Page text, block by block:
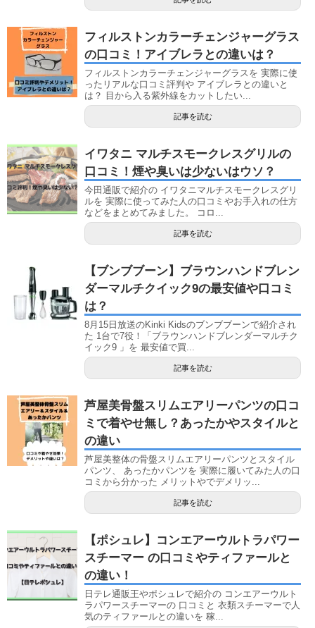
フィルストンカラーチェンジャーグラス
の口コミ！アイブレラとの違いは？
フィルストンカラーチェンジャーグラスを 実際に使
ったリアルな口コミ評判や アイブレラとの違いと
は？ 目から入る紫外線をカットしたい...
記事を読む
イワタニ マルチスモークレスグリルの
口コミ！煙や臭いは少ないはウソ？
今田通販で紹介の イワタニマルチスモークレスグリ
ルを 実際に使ってみた人の口コミやお手入れの仕方
などをまとめてみました。 コロ...
記事を読む
【ブンブブーン】ブラウンハンドブレン
ダーマルチクイック9の最安値や口コミ
は？
8月15日放送のKinki Kidsのブンブブーンで紹介され
た 1台で7役！「ブラウンハンドブレンダーマルチク
イック9 」を 最安値で買...
記事を読む
芦屋美骨盤スリムエアリーパンツの口コ
ミで着やせ無し？あったかやスタイルと
の違い
芦屋美整体の骨盤スリムエアリーパンツとスタイル
パンツ、 あったかパンツを 実際に履いてみた人の口
コミから分かった メリットやでデメリッ...
記事を読む
【ポシュレ】コンエアーウルトラパワー
スチーマー の口コミやティファールと
の違い！
日テレ通販王やポシュレで紹介の コンエアーウルト
ラパワースチーマーの 口コミと 衣類スチーマーで人
気のティファールとの違いを 稼...